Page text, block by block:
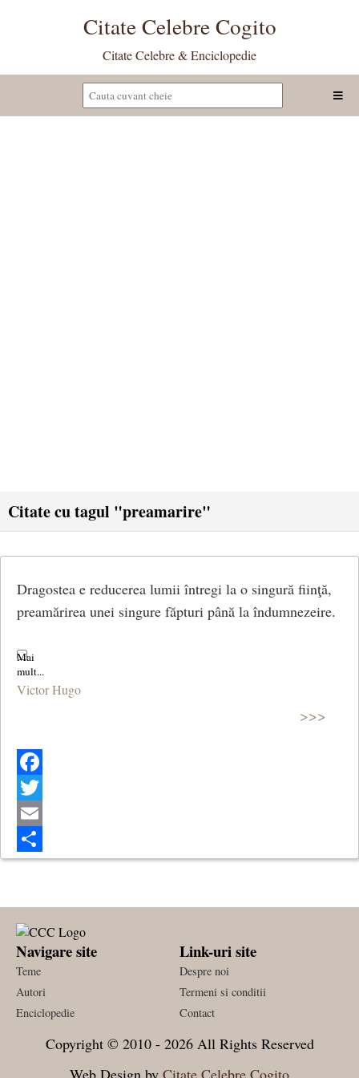
Citate Celebre Cogito
Citate Celebre & Enciclopedie
Citate cu tagul "preamarire"
Dragostea e reducerea lumii întregi la o singură fiinţă,
preamărirea unei singure făpturi până la îndumnezeire.
Victor Hugo
>>>
Facebook
Twitter
Email
Share
Navigare site
Teme
Autori
Enciclopedie
Link-uri site
Despre noi
Termeni si conditii
Contact
Copyright © 2010 - 2026 All Rights Reserved
Web Design by Citate Celebre Cogito